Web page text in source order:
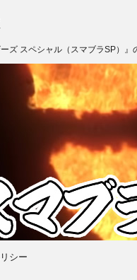
ズ スペシャル（スマブラSP）』
シー